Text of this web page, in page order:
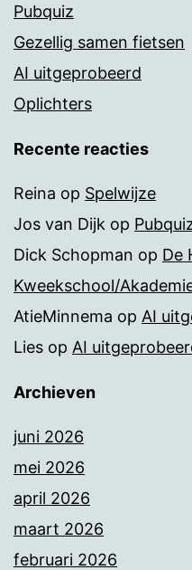
Pubquiz
Gezellig samen fietsen
AI uitgeprobeerd
Oplichters
Recente reacties
Reina op Spelwijze
Jos van Dijk op
Dick Schopman op De
Kweekschool/
AtieMinnema op AI
Lies op AI
Archieven
juni 2026
mei 2026
april 2026
maart 2026
februari 2026